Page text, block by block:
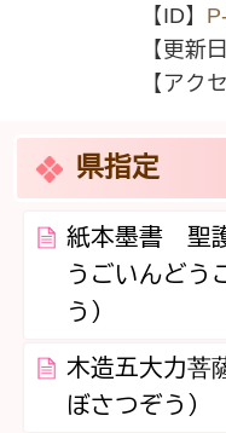
【ID】
【更新日
【アク
県指定
紙本墨書 聖
うごいんどう
う）
木造五大力菩
ぼさつぞう）